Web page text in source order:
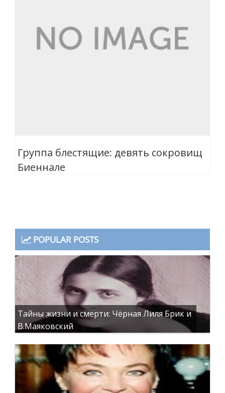
Группа блестящие: девять сокровищ
Биеннале
POPULAR POSTS
Тайны жизни и смерти: Чёрная Лиля Брик и
В.Маяковский